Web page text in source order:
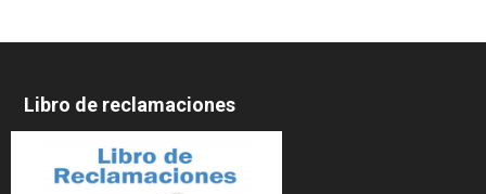
Libro de reclamaciones